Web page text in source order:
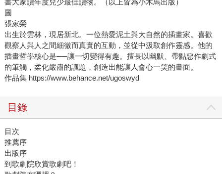
書大家讀年度兒少最佳讀物。（以上皆為小木馬出版）
圖
張家榮
出生於雲林，現居新北。一位熱愛泥土與大自然的插畫家。喜歡
觀察人與人之間細微而真實的互動，並從中汲取創作靈感。他的
插畫哲學核心是──讓一切變得有趣。擅長以幽默、帶點惡作劇式
的筆觸，柔化嚴肅的議題，創造出能讓人會心一笑的畫面。
作品集 https://www.behance.net/ugoswyd
目錄
目次
推薦序
出版序
到歌劇院欣賞歌劇吧！